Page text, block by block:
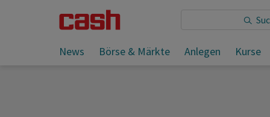
News Börse & Märkte Anlegen Kurse
Sie lesen: